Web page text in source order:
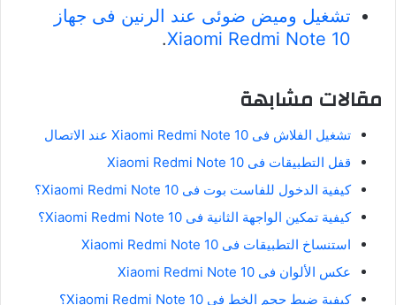
تشغيل وميض ضوئى عند الرنين فى جهاز
Xiaomi Redmi Note 10
.
مقالات مشابهة
تشغيل الفلاش فى Xiaomi Redmi Note 10 عند الاتصال
قفل التطبيقات فى Xiaomi Redmi Note 10
كيفية الدخول للفاست بوت فى Xiaomi Redmi Note 10؟
كيفية تمكين الواجهة الثانية فى Xiaomi Redmi Note 10؟
استنساخ التطبيقات فى Xiaomi Redmi Note 10
عكس الألوان فى Xiaomi Redmi Note 10
كيفية ضبط حجم الخط فى Xiaomi Redmi Note 10؟